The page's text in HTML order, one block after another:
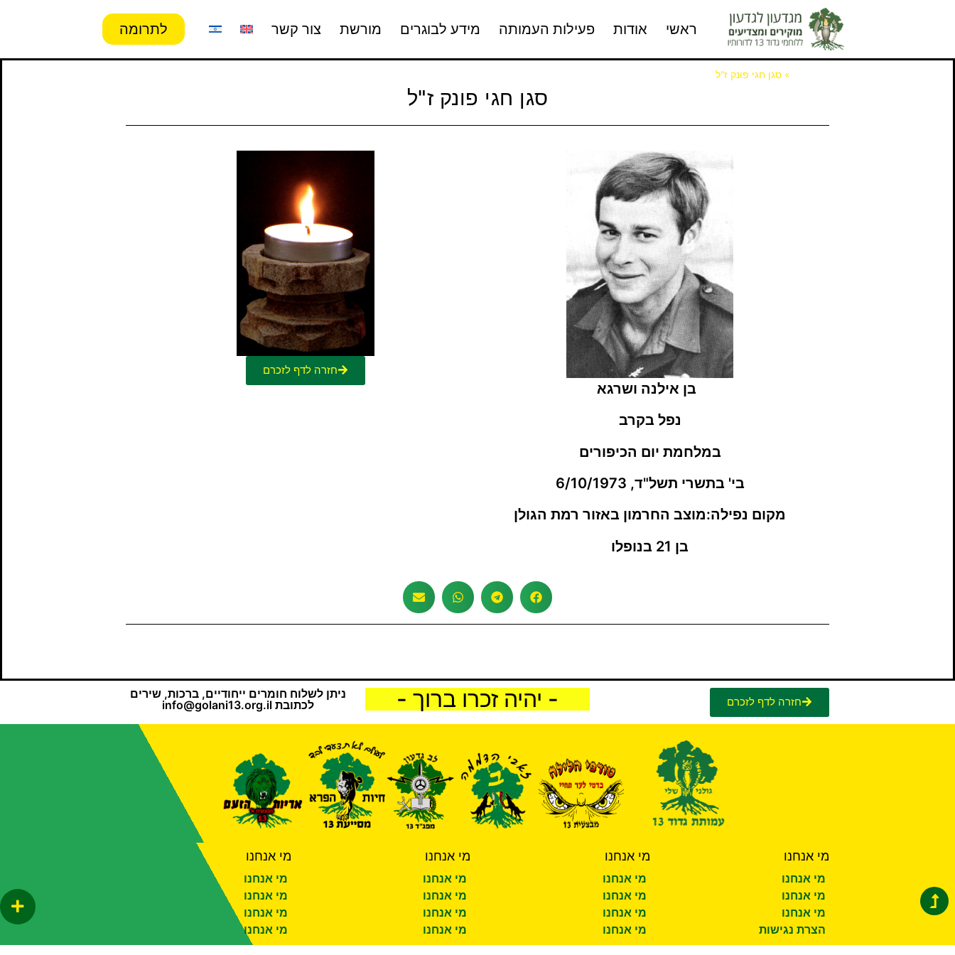
ראשי אודות פעילות העמותה מידע לבוגרים מורשת צור קשר לתרומה
» סגן חגי פונק ז"ל
סגן חגי פונק ז"ל
בן אילנה ושרגא
נפל בקרב
במלחמת יום הכיפורים
בי' בתשרי תשל"ד, 6/10/1973
מקום נפילה:מוצב החרמון באזור רמת הגולן
בן 21 בנופלו
חזרה לדף לזכרם
חזרה לדף לזכרם - יהיה זכרו ברוך -
ניתן לשלוח חומרים ייחודיים, ברכות, שירים
לכתובת info@golani13.org.il
מי אנחנו
מי אנחנו
מי אנחנו
מי אנחנו
הצרת נגישות
מי אנחנו
מי אנחנו
מי אנחנו
מי אנחנו
מי אנחנו
מי אנחנו
מי אנחנו
מי אנחנו
מי אנחנו
מי אנחנו
מי אנחנו
מי אנחנו
מי אנחנו
מי אנחנו
מי אנחנו